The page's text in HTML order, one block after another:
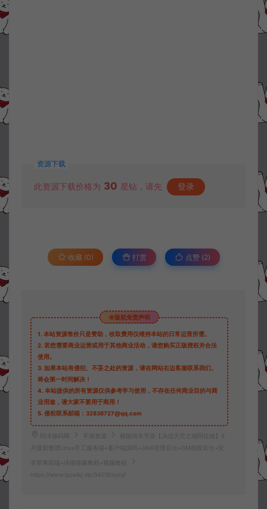
资源下载
此资源下载价格为 30 星钻，请先 登录
收藏 (0) 打赏 点赞 (2)
©版权免责声明
1. 本站资源售价只是赞助，收取费用仅维持本站的日常运营所需。
2. 若您需要商业运营或用于其他商业活动，请您购买正版授权并合法
使用。
3. 如果本站有侵犯、不妥之处的资源，请在网站右边客服联系我们。
将会第一时间解决！
4. 本站提供的所有资源仅供参考学习使用，不存在任何商业目的与商
业用途，请大家不要用于商用！
5. 侵权联系邮箱：32838727@qq.com
阿泽源码网 手游资源
横版闯关手游【决战天空之城阿拉德】6
月最新整理Linux手工服务端+客户端源码+JAVA管理后台+GM授权后台+安
卓苹果双端+详细搭建教程+视频教程
https://www.lyzwlkj.vip/34016/syzy/